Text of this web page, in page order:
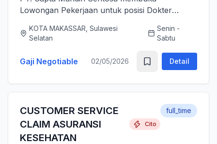
Lowongan Pekerjaan untuk posisi Dokter
jawab memberikan layanan medis estetika yang
KOTA MAKASSAR, Sulawesi
Selatan
Senin -
Sabtu
Gaji Negotiable 02/05/2026 Detail
CUSTOMER SERVICE
CLAIM ASURANSI
KESEHATAN
Cito
full_time